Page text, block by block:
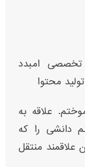
تخصصی امبدد
محتوا
علاقه به
دانشی را که
علاقمند منتقل